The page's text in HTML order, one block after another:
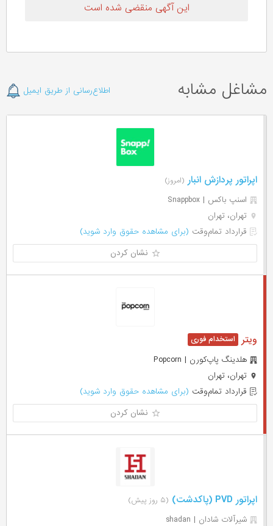
این آگهی منقضی شده است
مشاغل مشابه اطلاع‌رسانی از طریق ایمیل
اپراتور پردازش انبار (امروز)
اسنپ باکس | Snappbox
تهران، تهران
قرارداد تمام‌وقت (برای مشاهده حقوق وارد شوید)
نشان کردن
ویتر
هلدینگ پاپ‌کورن | Popcorn
تهران، تهران
قرارداد تمام‌وقت (برای مشاهده حقوق وارد شوید)
نشان کردن
اپراتور PVD (پاکدشت) (۵ روز پیش)
شیرآلات شادان | shadan